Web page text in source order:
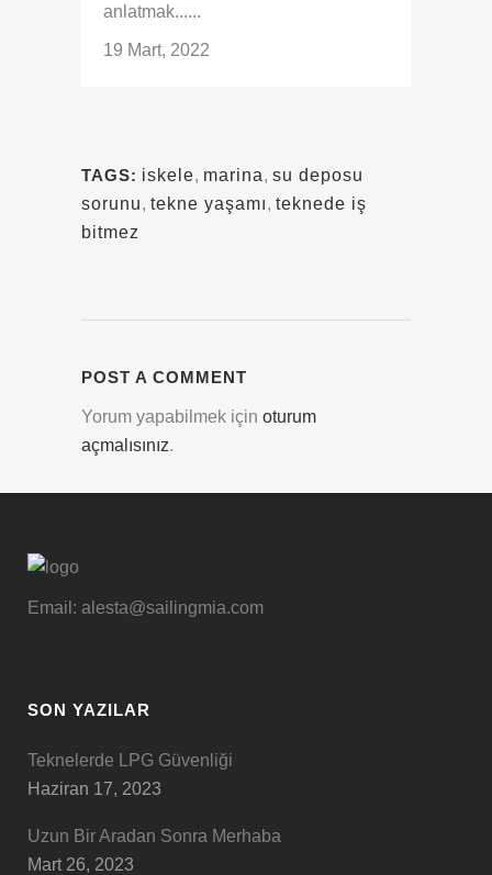
anlatmak......
19 Mart, 2022
TAGS: iskele, marina, su deposu
sorunu, tekne yaşamı, teknede iş
bitmez
POST A COMMENT
Yorum yapabilmek için oturum
açmalısınız.
Email: alesta@sailingmia.com
SON YAZILAR
Teknelerde LPG Güvenliği
Haziran 17, 2023
Uzun Bir Aradan Sonra Merhaba
Mart 26, 2023